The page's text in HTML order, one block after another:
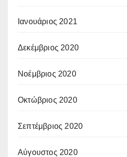
Ιανουάριος 2021
Δεκέμβριος 2020
Νοέμβριος 2020
Οκτώβριος 2020
Σεπτέμβριος 2020
Αύγουστος 2020